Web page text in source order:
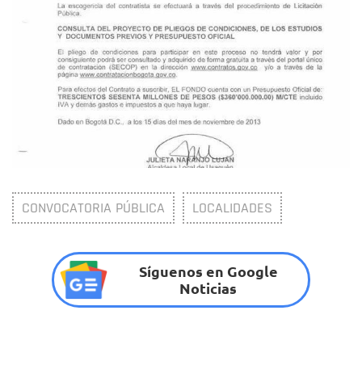
CONVOCATORIA PÚBLICA LOCALIDADES
Síguenos en Google
Noticias